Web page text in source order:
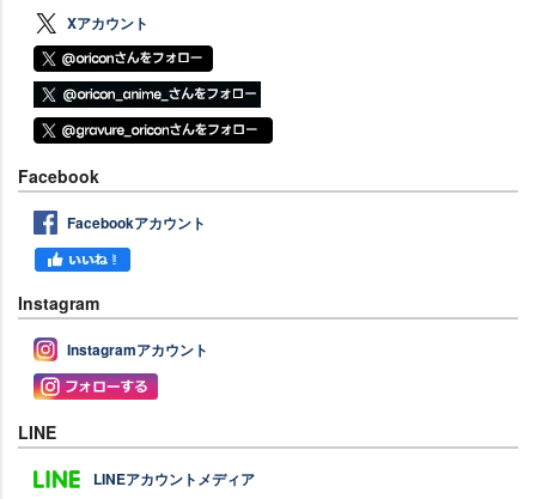
Xアカウント
Facebook
Facebookアカウント
Instagram
Instagramアカウント
LINE
LINEアカウントメディア